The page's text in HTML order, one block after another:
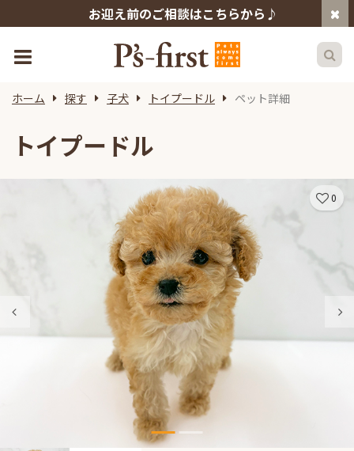
お迎え前のご相談はこちらから♪
ホーム 探す 子犬 トイプードル ペット詳細
トイプードル
0